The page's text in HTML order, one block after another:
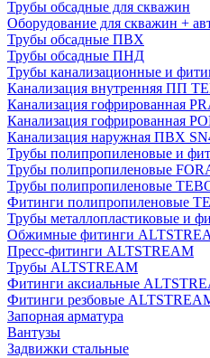
Трубы обсадные для скважин
Оборудование для скважин +
Трубы обсадные ПВХ
Трубы обсадные ПНД
Трубы канализационные и
Канализация внутренняя ПП
Канализация гофрированная
Канализация гофрированная
Канализация наружная ПВХ
Трубы полипропиленовые и
Трубы полипропиленовые
Трубы полипропиленовые
Фитинги полипропиленовые
Трубы металлопластиковые и
Обжимные фитинги
Пресс-фитинги ALTSTREAM
Трубы ALTSTREAM
Фитинги аксиальные
Фитинги резбовые
Запорная арматура
Вантузы
Задвижки стальные